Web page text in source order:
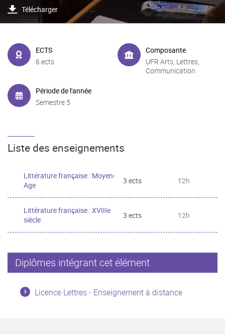
Télécharger
ECTS
6 ects
Composante
UFR Arts, Lettres,
Communication
Période de l'année
Semestre 5
Liste des enseignements
Littérature française : Moyen-
Age
3 ects 12h
Littérature française : XVIIIe
siècle
3 ects 12h
Diplômes intégrant cet élément
Licence Lettres - Enseignement à distance